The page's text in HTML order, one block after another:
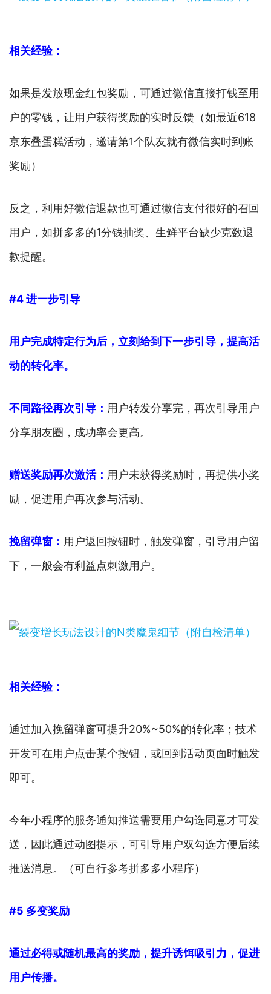
相关经验：
如果是发放现金红包奖励，可通过微信直接打钱至用
户的零钱，让用户获得奖励的实时反馈（如最近618
京东叠蛋糕活动，邀请第1个队友就有微信实时到账
奖励）
反之，利用好微信退款也可通过微信支付很好的召回
用户，如拼多多的1分钱抽奖、生鲜平台缺少克数退
款提醒。
#4 进一步引导
用户完成特定行为后，立刻给到下一步引导，提高活
动的转化率。
不同路径再次引导： 用户转发分享完，再次引导用户
分享朋友圈，成功率会更高。
赠送奖励再次激活： 用户未获得奖励时，再提供小奖
励，促进用户再次参与活动。
挽留弹窗： 用户返回按钮时，触发弹窗，引导用户留
下，一般会有利益点刺激用户。
相关经验：
通过加入挽留弹窗可提升20%~50%的转化率；技术
开发可在用户点击某个按钮，或回到活动页面时触发
即可。
今年小程序的服务通知推送需要用户勾选同意才可发
送，因此通过动图提示，可引导用户双勾选方便后续
推送消息。（可自行参考拼多多小程序）
#5 多变奖励
通过必得或随机最高的奖励，提升诱饵吸引力，促进
用户传播。